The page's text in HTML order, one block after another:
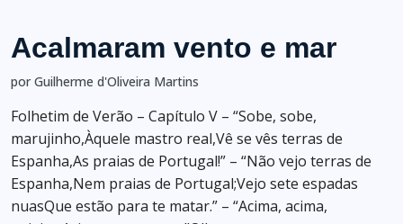
Acalmaram vento e mar
por Guilherme d'Oliveira Martins
Folhetim de Verão – Capítulo V – “Sobe, sobe,
marujinho,Àquele mastro real,Vê se vês terras de
Espanha,As praias de Portugal!” – “Não vejo terras de
Espanha,Nem praias de Portugal;Vejo sete espadas
nuasQue estão para te matar.” – “Acima, acima,